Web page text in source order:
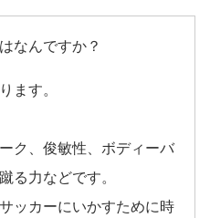
なんですか？
ます。
ク、俊敏性、ボディーバ
る力などです。
ッカーにいかすために時